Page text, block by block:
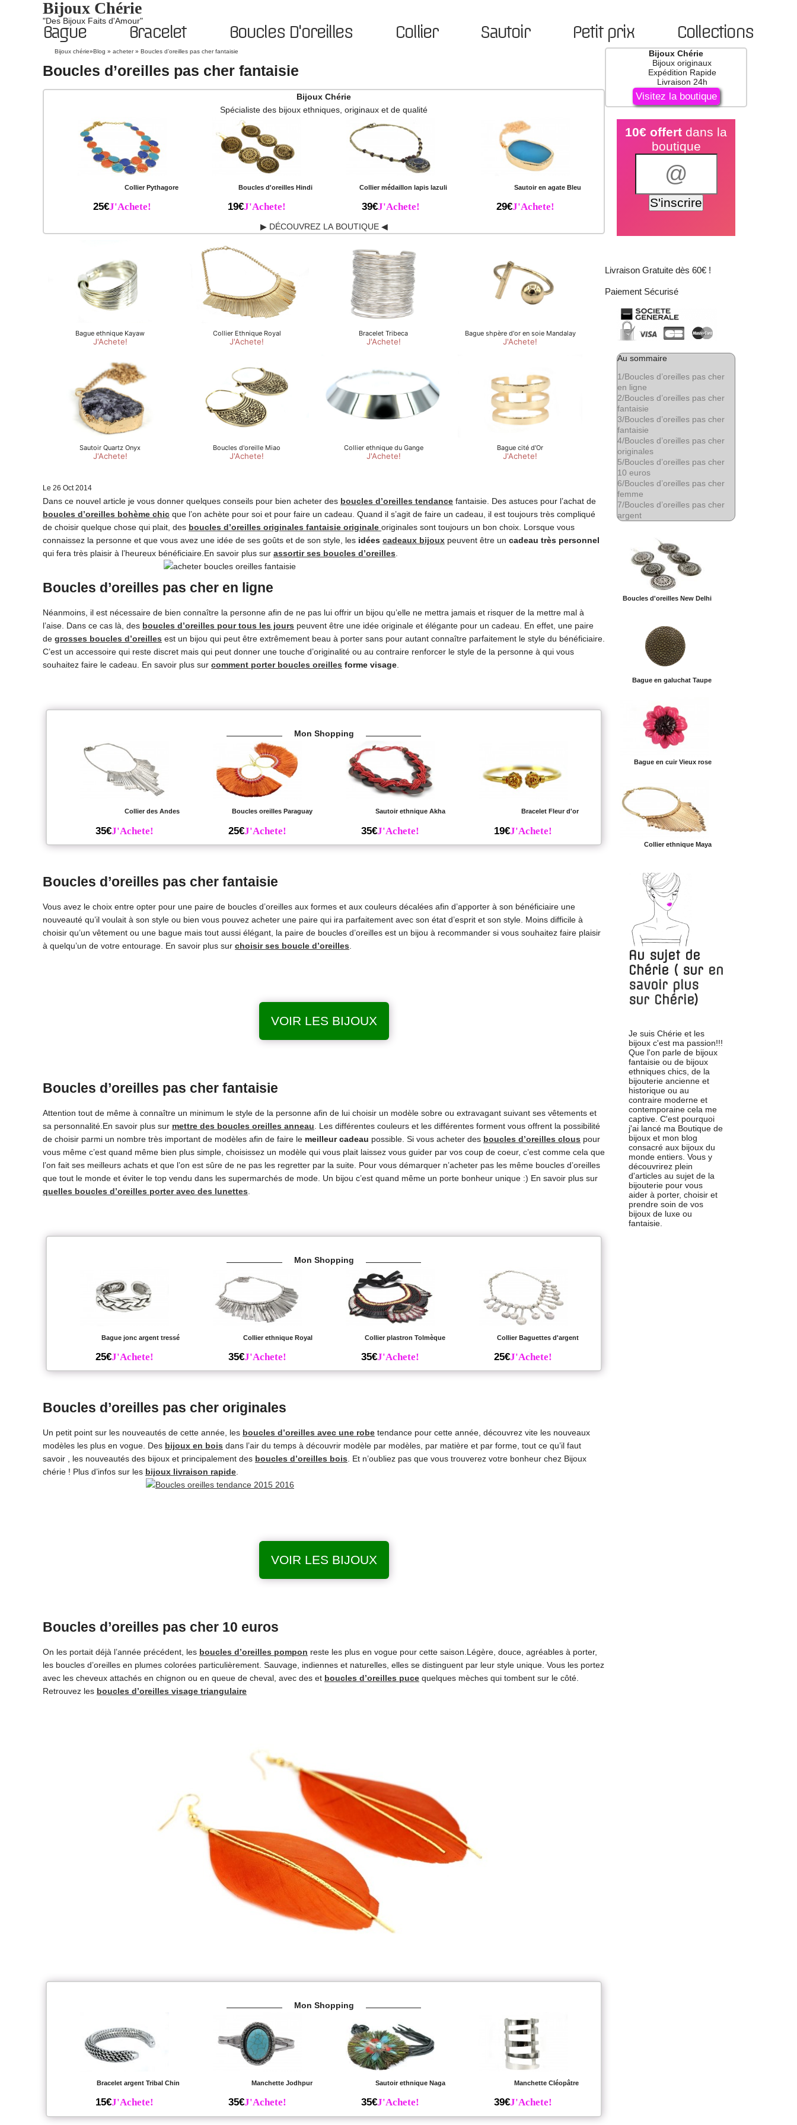
Bijoux Chérie
"Des Bijoux Faits d'Amour"
Bague Bracelet Boucles D'oreilles Collier Sautoir Petit prix Collections
Bijoux chérie»Blog » acheter » Boucles d’oreilles pas cher fantaisie
Boucles d’oreilles pas cher fantaisie
Bijoux Chérie
Spécialiste des bijoux ethniques, originaux et de qualité
Collier Pythagore
25€J'Achete!
Boucles d'oreilles Hindi
19€J'Achete!
Collier médaillon lapis lazuli
39€J'Achete!
Sautoir en agate Bleu
29€J'Achete!
▶ DÉCOUVREZ LA BOUTIQUE ◀
Le 26 Oct 2014
Dans ce nouvel article je vous donner quelques conseils pour bien acheter des boucles d’oreilles tendance fantaisie. Des astuces pour l’achat de
boucles d’oreilles bohème chic que l’on achète pour soi et pour faire un cadeau. Quand il s’agit de faire un cadeau, il est toujours très compliqué
de choisir quelque chose qui plait, des boucles d’oreilles originales fantaisie originale originales sont toujours un bon choix. Lorsque vous
connaissez la personne et que vous avez une idée de ses goûts et de son style, les idées cadeaux bijoux peuvent être un cadeau très personnel
qui fera très plaisir à l’heureux bénéficiaire.En savoir plus sur assortir ses boucles d’oreilles.
Boucles d’oreilles pas cher en ligne
Néanmoins, il est nécessaire de bien connaître la personne afin de ne pas lui offrir un bijou qu’elle ne mettra jamais et risquer de la mettre mal à
l’aise. Dans ce cas là, des boucles d’oreilles pour tous les jours peuvent être une idée originale et élégante pour un cadeau. En effet, une paire
de grosses boucles d’oreilles est un bijou qui peut être extrêmement beau à porter sans pour autant connaître parfaitement le style du bénéficiaire.
C’est un accessoire qui reste discret mais qui peut donner une touche d’originalité ou au contraire renforcer le style de la personne à qui vous
souhaitez faire le cadeau. En savoir plus sur comment porter boucles oreilles forme visage.
Mon Shopping
Collier des Andes
35€J'Achete!
Boucles oreilles Paraguay
25€J'Achete!
Sautoir ethnique Akha
35€J'Achete!
Bracelet Fleur d'or
19€J'Achete!
Boucles d’oreilles pas cher fantaisie
Vous avez le choix entre opter pour une paire de boucles d’oreilles aux formes et aux couleurs décalées afin d’apporter à son bénéficiaire une
nouveauté qu’il voulait à son style ou bien vous pouvez acheter une paire qui ira parfaitement avec son état d’esprit et son style. Moins difficile à
choisir qu’un vêtement ou une bague mais tout aussi élégant, la paire de boucles d’oreilles est un bijou à recommander si vous souhaitez faire plaisir
à quelqu’un de votre entourage. En savoir plus sur choisir ses boucle d’oreilles
VOIR LES BIJOUX
Boucles d’oreilles pas cher fantaisie
Attention tout de même à connaître un minimum le style de la personne afin de lui choisir un modèle sobre ou extravagant suivant ses vêtements et
sa personnalité.En savoir plus sur mettre des boucles oreilles anneau . Les différentes couleurs et les différentes forment vous offrent la possibilité
de choisir parmi un nombre très important de modèles afin de faire le meilleur cadeau possible. Si vous acheter des boucles d’oreilles clous pour
vous même c’est quand même bien plus simple, choisissez un modèle qui vous plait laissez vous guider par vos coup de coeur, c’est comme cela que
l’on fait ses meilleurs achats et que l’on est sûre de ne pas les regretter par la suite. Pour vous démarquer n’acheter pas les même boucles d’oreilles
que tout le monde et éviter le top vendu dans les supermarchés de mode. Un bijou c’est quand même un porte bonheur unique :) En savoir plus sur
quelles boucles d’oreilles porter avec des lunettes
Mon Shopping
Bague jonc argent tressé
25€J'Achete!
Collier ethnique Royal
35€J'Achete!
Collier plastron Tolmèque
35€J'Achete!
Collier Baguettes d'argent
25€J'Achete!
Boucles d’oreilles pas cher originales
Un petit point sur les nouveautés de cette année, les boucles d’oreilles avec une robe tendance pour cette année, découvrez vite les nouveaux
modèles les plus en vogue. Des bijoux en bois dans l’air du temps à découvrir modèle par modèles, par matière et par forme, tout ce qu’il faut
savoir , les nouveautés des bijoux et principalement des boucles d’oreilles bois . Et n’oubliez pas que vous trouverez votre bonheur chez Bijoux
chérie ! Plus d’infos sur les bijoux livraison rapide
VOIR LES BIJOUX
Boucles d’oreilles pas cher 10 euros
On les portait déjà l’année précédent, les boucles d’oreilles pompon reste les plus en vogue pour cette saison.Légère, douce, agréables à porter,
les boucles d’oreilles en plumes colorées particulièrement. Sauvage, indiennes et naturelles, elles se distinguent par leur style unique. Vous les portez
avec les cheveux attachés en chignon ou en queue de cheval, avec des et boucles d’oreilles puce quelques mèches qui tombent sur le côté.
Retrouvez les boucles d’oreilles visage triangulaire
Mon Shopping
Bracelet argent Tribal Chin
15€J'Achete!
Manchette Jodhpur
35€J'Achete!
Sautoir ethnique Naga
35€J'Achete!
Manchette Cléopâtre
39€J'Achete!
Bijoux Chérie
Bijoux originaux
Expédition Rapide
Livraison 24h
Visitez la boutique
10€ offert dans la
boutique
Livraison Gratuite dès 60€ !
Paiement Sécurisé
Au sommaire
1/Boucles d’oreilles pas cher
en ligne
2/Boucles d’oreilles pas cher
fantaisie
3/Boucles d’oreilles pas cher
fantaisie
4/Boucles d’oreilles pas cher
originales
5/Boucles d’oreilles pas cher
10 euros
6/Boucles d’oreilles pas cher
femme
7/Boucles d’oreilles pas cher
argent
Boucles d'oreilles New Delhi
Bague en galuchat Taupe
Bague en cuir Vieux rose
Collier ethnique Maya
Au sujet de
Chérie ( sur en
savoir plus
sur Chérie)
Je suis Chérie et les
bijoux c'est ma passion!!!
Que l'on parle de bijoux
fantaisie ou de bijoux
ethniques chics, de la
bijouterie ancienne et
historique ou au
contraire moderne et
contemporaine cela me
captive. C'est pourquoi
j'ai lancé ma Boutique de
bijoux et mon blog
consacré aux bijoux du
monde entiers. Vous y
découvrirez plein
d'articles au sujet de la
bijouterie pour vous
aider à porter, choisir et
prendre soin de vos
bijoux de luxe ou
fantaisie.